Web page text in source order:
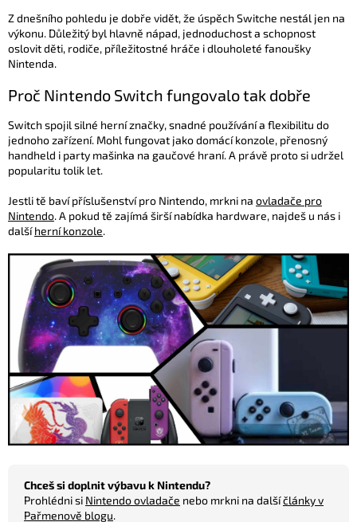
Z dnešního pohledu je dobře vidět, že úspěch Switche nestál jen na
výkonu. Důležitý byl hlavně nápad, jednoduchost a schopnost
oslovit děti, rodiče, příležitostné hráče i dlouholeté fanoušky
Nintenda.
Proč Nintendo Switch fungovalo tak dobře
Switch spojil silné herní značky, snadné používání a flexibilitu do
jednoho zařízení. Mohl fungovat jako domácí konzole, přenosný
handheld i party mašinka na gaučové hraní. A právě proto si udržel
popularitu tolik let.
Jestli tě baví příslušenství pro Nintendo, mrkni na ovladače pro
Nintendo. A pokud tě zajímá širší nabídka hardware, najdeš u nás i
dalšíherní konzole.
Chceš si doplnit výbavu k Nintendu?
Prohlédni si Nintendo ovladače nebo mrkni na dalšíčlánky v
Pařmenově blogu.